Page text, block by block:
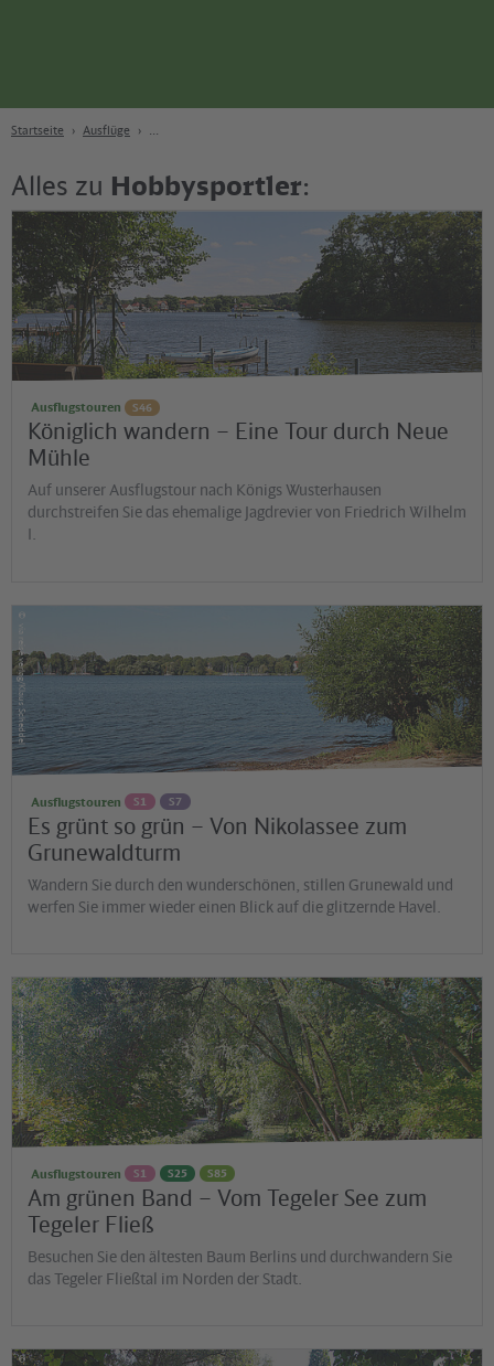
Startseite Ausflüge
Alles zu Hobbysportler:
©
via reise verlag/Klaus Scheddel
Ausflugstouren S46
Königlich wandern – Eine Tour durch Neue
Mühle
Auf unserer Ausflugstour nach Königs Wusterhausen
durchstreifen Sie das ehemalige Jagdrevier von Friedrich Wilhelm
I.
©
via reise verlag/Klaus Scheddel
Ausflugstouren S1 S7
Es grünt so grün – Von Nikolassee zum
Grunewaldturm
Wandern Sie durch den wunderschönen, stillen Grunewald und
werfen Sie immer wieder einen Blick auf die glitzernde Havel.
©
via reise verlag/Klaus Scheddel
Ausflugstouren S1 S25 S85
Am grünen Band – Vom Tegeler See zum
Tegeler Fließ
Besuchen Sie den ältesten Baum Berlins und durchwandern Sie
das Tegeler Fließtal im Norden der Stadt.
©